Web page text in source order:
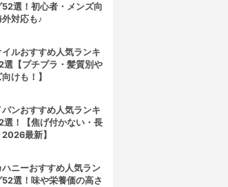
)
スEX
Obagi(オバジ)
52選！初心者・メンズ向
外対応も♪
ルおすすめ人気ランキ
選【プチプラ・髪質別や
けも！】
パンおすすめ人気ランキ
選！【焦げ付かない・長
最新】
ハニーおすすめ人気ラン
52選！味や栄養価の高さ